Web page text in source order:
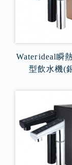
Water ideal瞬
型飲水機(